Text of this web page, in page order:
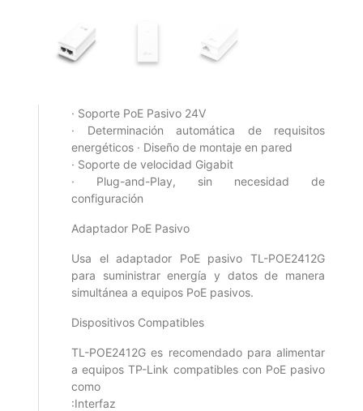
· Soporte PoE Pasivo 24V
· Determinación automática de requisitos
energéticos · Diseño de montaje en pared
· Soporte de velocidad Gigabit
· Plug-and-Play, sin necesidad de
configuración
Adaptador PoE Pasivo
Usa el adaptador PoE pasivo TL-POE2412G
para suministrar energía y datos de manera
simultánea a equipos PoE pasivos.
Dispositivos Compatibles
TL-POE2412G es recomendado para alimentar
a equipos TP-Link compatibles con PoE pasivo
como
:Interfaz